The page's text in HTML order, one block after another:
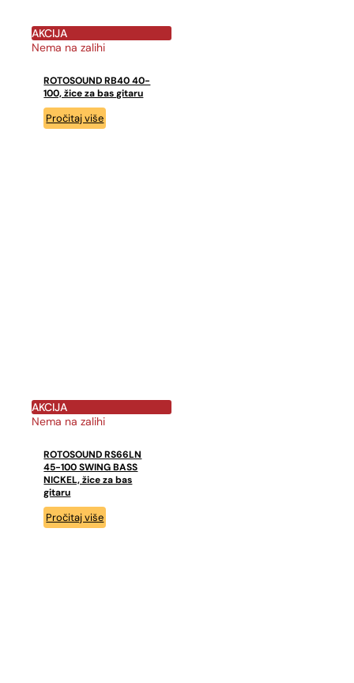
AKCIJA
Nema na zalihi
ROTOSOUND RB40 40-
100, žice za bas gitaru
Pročitaj više
AKCIJA
Nema na zalihi
ROTOSOUND RS66LN
45-100 SWING BASS
NICKEL, žice za bas
gitaru
Pročitaj više